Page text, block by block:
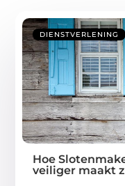
DIENSTVERLENING
Hoe
veiliger maakt